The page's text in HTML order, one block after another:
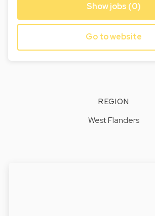
Show jobs (0)
Go to website
REGION
West Flanders